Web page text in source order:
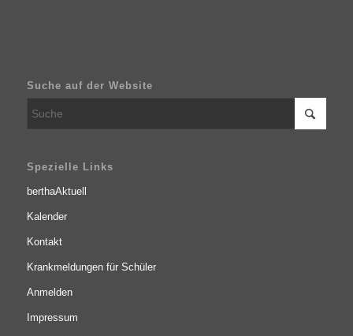
Suche auf der Website
Spezielle Links
berthaAktuell
Kalender
Kontakt
Krankmeldungen für Schüler
Anmelden
Impressum